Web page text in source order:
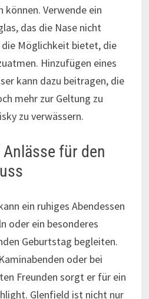
Verwende ein
das die Nase nicht
Möglichkeit bietet, die
Hinzufügen eines
kann dazu beitragen, die
mehr zur Geltung zu
zu verwässern.
für den
ein ruhiges Abendessen
oder ein besonderes
Geburtstag begleiten.
oder bei
Freunden sorgt er für ein
Glenfield ist nicht nur